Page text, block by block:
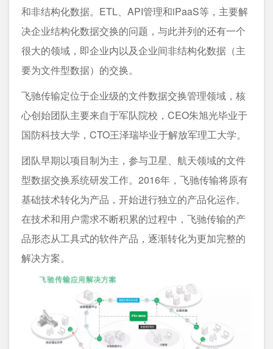
和非结构化数据。ETL、API管理和iPaaS等，主要解
决企业结构化数据交换的问题，与此并列的还有一个
很大的领域，即企业内以及企业间非结构化数据（主
要为文件型数据）的交换。
飞驰传输定位于企业级的文件数据交换管理领域，核
心创始团队主要来自于军队院校，CEO朱旭光毕业于
国防科技大学，CTO王泽瑞毕业于解放军理工大学。
团队早期以项目制为主，参与卫星、航天领域的文件
型数据交换系统研发工作。2016年，飞驰传输将原有
基础技术转化为产品，开始进行独立的产品化运作。
在技术和用户需求不断积累的过程中，飞驰传输的产
品形态从工具式的软件产品，逐渐转化为更加完整的
解决方案。